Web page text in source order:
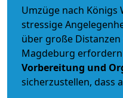
Umzüge nach Königs
stressige
über große
Magdeburg
Vorbereitung und
sicherzustellen, dass